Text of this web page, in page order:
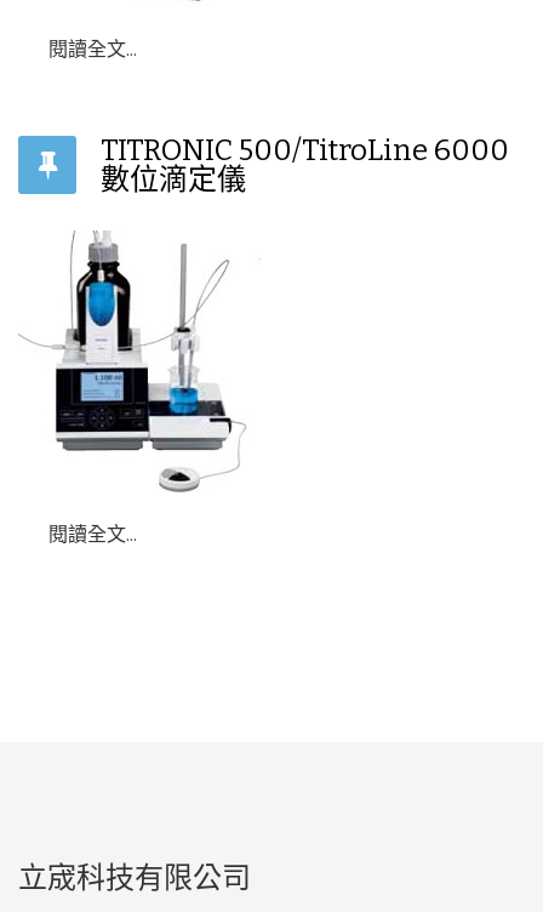
閱讀全文...
TITRONIC 500/TitroLine 6000
數位滴定儀
閱讀全文...
立宬科技有限公司